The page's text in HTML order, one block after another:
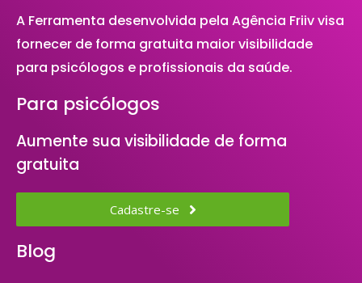
A Ferramenta desenvolvida pela Agência Friiv visa
fornecer de forma gratuita maior visibilidade
para psicólogos e profissionais da saúde.
Para psicólogos
Aumente sua visibilidade de forma
gratuita
Cadastre-se
Blog